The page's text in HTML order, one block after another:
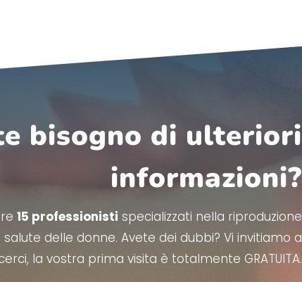
bisogno di ulteriori
informazioni?
15 professionisti specializzati nella riproduzione
delle donne. Avete dei dubbi? Vi invitiamo a
la vostra prima visita è totalmente GRATUITA.